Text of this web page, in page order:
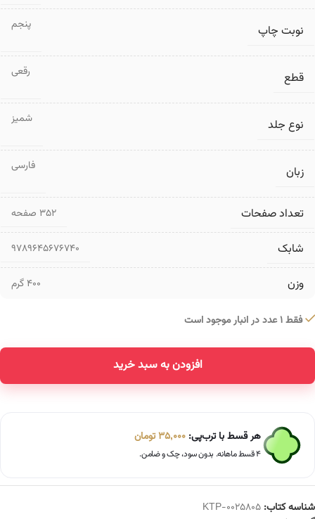
نوبت چاپ پنجم
قطع رقعی
نوع جلد شمیز
زبان فارسی
تعداد صفحات ۳۵۲ صفحه
شابک 9789645676740
وزن 400 گرم
فقط 1 عدد در انبار موجود است
افزودن به سبد خرید
هر قسط با ترب‌پی: 35,000تومان
۴ قسط ماهانه. بدون سود، چک و ضامن.
شناسه کتاب: KTP-0025805